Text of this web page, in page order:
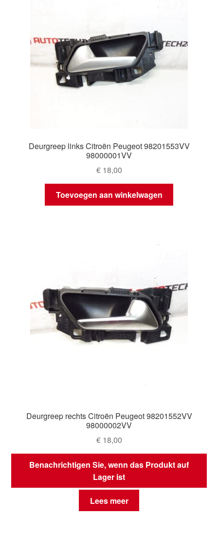
Deurgreep links Citroën Peugeot 98201553VV
98000001VV
€18,00
Toevoegen aan winkelwagen
Deurgreep rechts Citroën Peugeot 98201552VV
98000002VV
€18,00
Benachrichtigen Sie, wenn das Produkt auf
Lager ist
Lees meer